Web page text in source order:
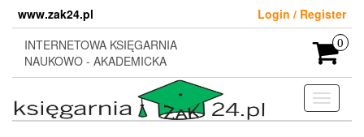
content
www.zak24.pl
Login / Register
INTERNETOWA KSIĘGARNIA
NAUKOWO - AKADEMICKA
0
Toggle